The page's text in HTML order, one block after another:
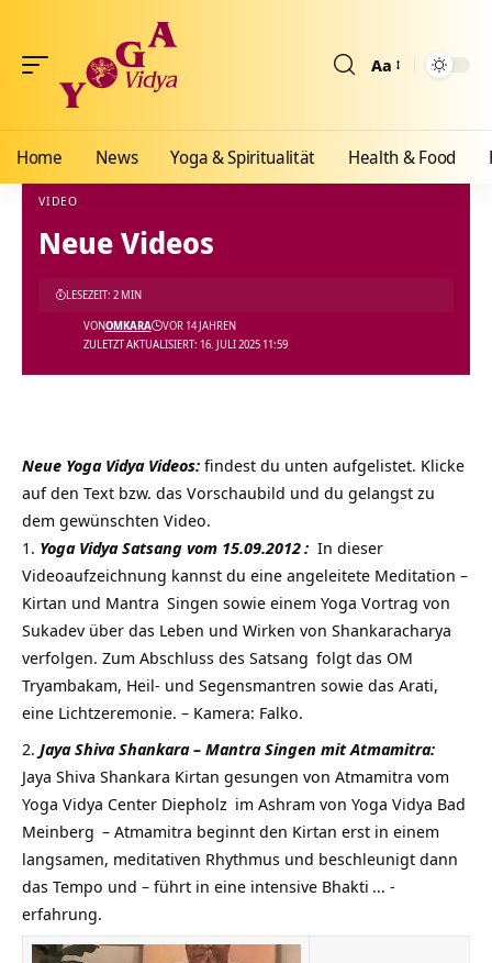
Aa
Home News Yoga & Spiritualität Health & Food
Yoga Vidya Blog - Yoga, Meditation und Ayurveda
VIDEO
Neue Videos
ZULETZT AKTUALISIERT: 16. JULI 2025 11:59
VONOMKARA VOR 14 JAHREN
LESEZEIT: 2 MIN
Neue Yoga Vidya Videos: findest du unten aufgelistet. Klicke
auf den Text bzw. das Vorschaubild und du gelangst zu
dem gewünschten Video.
Yoga Vidya Satsang vom 15.09.2012: In dieser
Videoaufzeichnung kannst du eine angeleitete Meditation –
Kirtan und Mantra Singen sowie einem Yoga Vortrag von
Sukadev über das Leben und Wirken von Shankaracharya
verfolgen. Zum Abschluss des Satsang folgt das OM
Tryambakam, Heil- und Segensmantren sowie das Arati,
eine Lichtzeremonie. – Kamera: Falko.
Jaya Shiva Shankara – Mantra Singen mit Atmamitra:
Jaya Shiva Shankara Kirtan gesungen von Atmamitra vom
Yoga Vidya Center Diepholz im Ashram von Yoga Vidya Bad
Meinberg – Atmamitra beginnt den Kirtan erst in einem
langsamen, meditativen Rhythmus und beschleunigt dann
das Tempo und – führt in eine intensive Bhakti … -
erfahrung.